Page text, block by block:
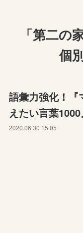
「第二の
個
語彙力強化！『
えたい言葉
2020.06.30 15:05